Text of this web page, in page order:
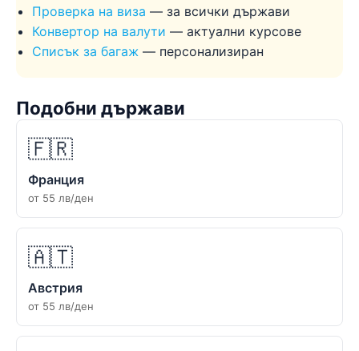
Проверка на виза — за всички държави
Конвертор на валути — актуални курсове
Списък за багаж — персонализиран
Подобни държави
🇫🇷
Франция
от 55 лв/ден
🇦🇹
Австрия
от 55 лв/ден